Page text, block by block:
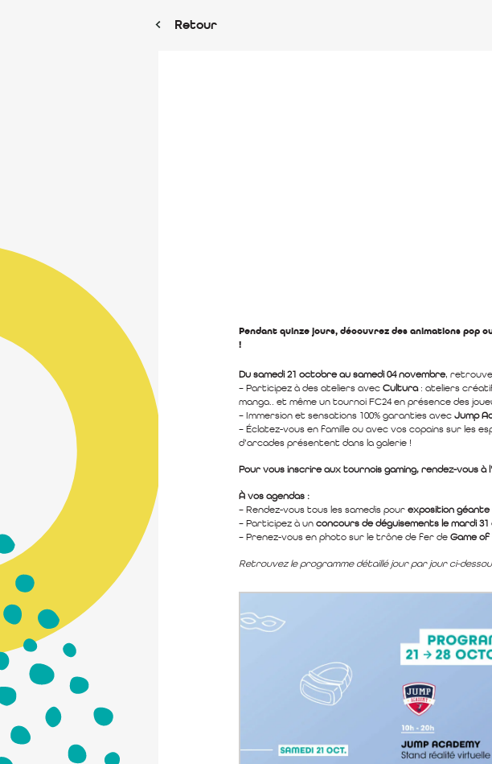
Retour
Pendant quinze jours, découvrez des animations
!
Du samedi 21 octobre au samedi 04 novembre,
– Participez à des ateliers avec Cultura: ateliers
manga.. et même un tournoi FC24 en présence des
– Immersion et sensations 100% garanties avec Jump
– Éclatez-vous en famille ou avec vos copains sur les
d’arcades présentent dans la galerie !
Pour vous inscrire aux tournois gaming, rendez-vous à
À vos agendas :
– Rendez-vous tous les samedis pour exposition géante
– Participez à un concours de déguisements le mardi
– Prenez-vous en photo sur le trône de fer de Game of
Retrouvez le programme détaillé jour par jour ci-